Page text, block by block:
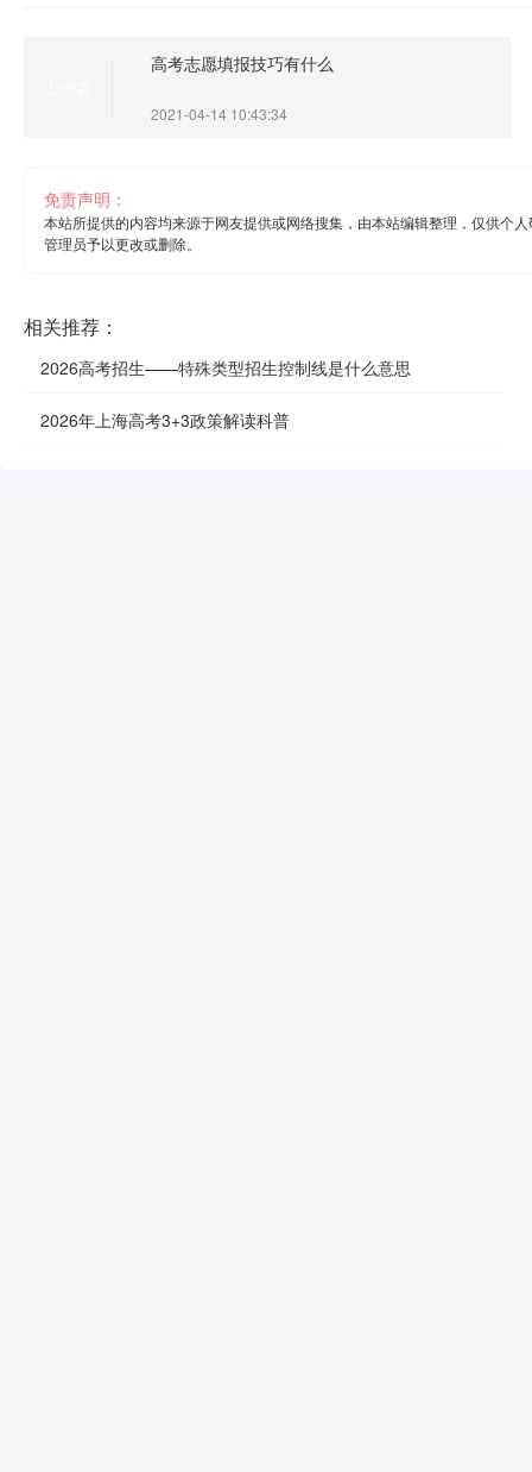
高考志愿填报技巧有什么
2021-04-14 10:43:34
免责声明：
本站所提供的内容均来源于网友提供或网络搜集，由本站编辑整理，仅供个
管理员予以更改或删除。
相关推荐：
2026高考招生——特殊类型招生控制线是什么意思
2026年上海高考3+3政策解读科普